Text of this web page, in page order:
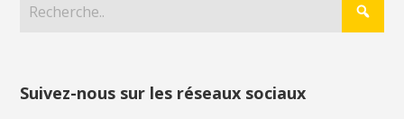
Suivez-nous sur les réseaux sociaux